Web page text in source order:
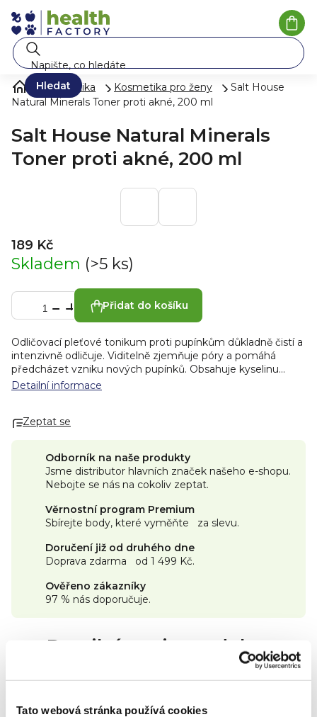
Tato webová stránka používá cookies
na
obsah
Hledat
Kosmetika Kosmetika pro ženy
Salt House
Natural Minerals Toner proti akné, 200 ml
Salt House Natural Minerals
Toner proti akné, 200 ml
189 Kč
Skladem (>5 ks)
Přidat do košíku
Odličovací pleťové tonikum proti pupínkům důkladně čistí a
intenzivně odličuje. Viditelně zjemňuje póry a pomáhá
předcházet vzniku nových pupínků. Obsahuje kyselinu
Detailní informace
Zeptat se
Odborník na naše produkty
Jsme distributor hlavních značek našeho e-shopu.
Nebojte se nás na cokoliv zeptat.
Věrnostní program Premium
Sbírejte body, které vyměňte za slevu.
Doručení již od druhého dne
Doprava zdarma od 1 499 Kč.
Ověřeno zákazníky
97 % nás doporučuje.
Detailní popis produktu
Odličovací pleťové tonikum proti pupínkům
zjemňuje póry a pomáhá předcházet vzniku